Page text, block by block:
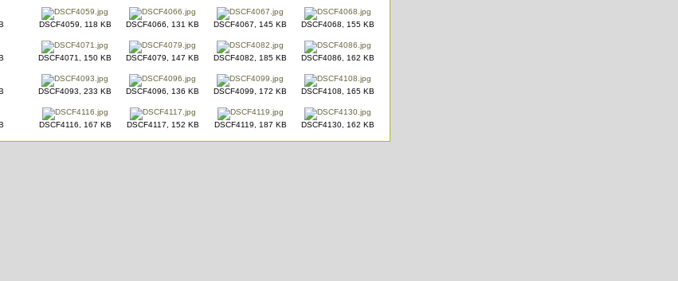
DSCF4059, 118 KB DSCF4066, 131 KB DSCF4067, 145 KB DSCF4068, 155 KB
DSCF4071, 150 KB DSCF4079, 147 KB DSCF4082, 185 KB DSCF4086, 162 KB
DSCF4093, 233 KB DSCF4096, 136 KB DSCF4099, 172 KB DSCF4108, 165 KB
DSCF4116, 167 KB DSCF4117, 152 KB DSCF4119, 187 KB DSCF4130, 162 KB